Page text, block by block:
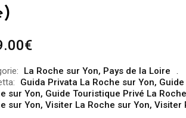
€
La Roche sur Yon, Pays de la Loire
Guida Privata La Roche sur Yon,
sur Yon, Guide Touristique Privé La
sur Yon, Visiter La Roche sur Yon, Visiter